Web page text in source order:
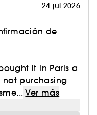
24 jul 2026
de
it in Paris a
not purchasing
Ver más